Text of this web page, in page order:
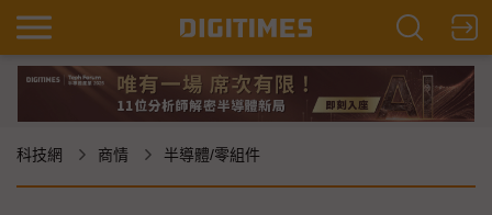
科技網 商情 半導體/零組件